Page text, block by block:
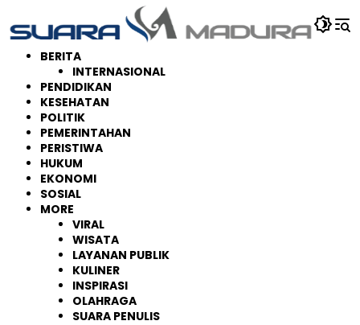
ke
konten
BERITA
INTERNASIONAL
PENDIDIKAN
KESEHATAN
POLITIK
PEMERINTAHAN
PERISTIWA
HUKUM
EKONOMI
SOSIAL
MORE
VIRAL
WISATA
LAYANAN PUBLIK
KULINER
INSPIRASI
OLAHRAGA
SUARA PENULIS